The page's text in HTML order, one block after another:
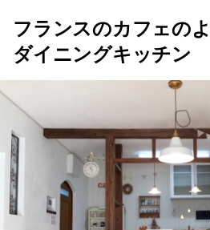
フランスのカフェの
ダイニングキッチン